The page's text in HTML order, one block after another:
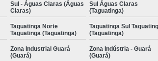
Sul - Águas Claras (Águas
Claras)
Sul Águas Claras
(Taguatinga)
Taguatinga Norte
Taguatinga (Taguatinga)
Taguatinga Sul
(Taguatinga)
Zona Industrial Guará
(Guará)
Zona Indústria - Guará
(Guará)